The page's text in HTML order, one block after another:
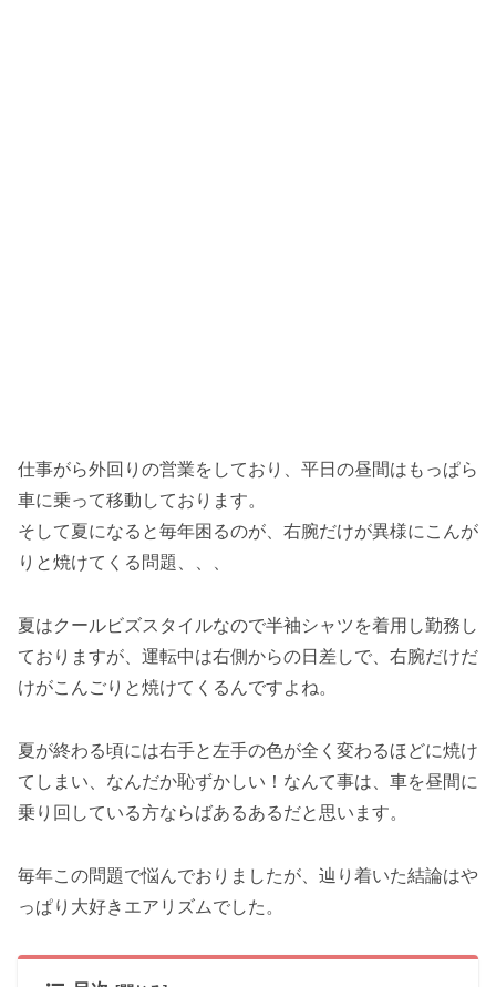
仕事がら外回りの営業をしており、平日の昼間はもっぱら
車に乗って移動しております。
そして夏になると毎年困るのが、右腕だけが異様にこんが
りと焼けてくる問題、、、
夏はクールビズスタイルなので半袖シャツを着用し勤務し
ておりますが、運転中は右側からの日差しで、右腕だけだ
けがこんごりと焼けてくるんですよね。
夏が終わる頃には右手と左手の色が全く変わるほどに焼け
てしまい、なんだか恥ずかしい！なんて事は、車を昼間に
乗り回している方ならばあるあるだと思います。
毎年この問題で悩んでおりましたが、辿り着いた結論はや
っぱり大好きエアリズムでした。